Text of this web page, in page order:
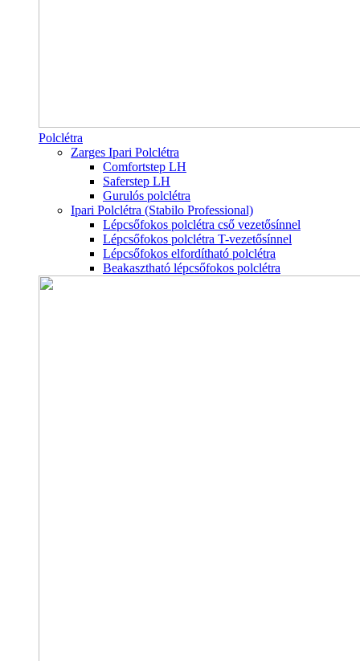
Polclétra
Zarges Ipari Polclétra
Comfortstep LH
Saferstep LH
Gurulós polclétra
Ipari Polclétra (Stabilo Professional)
Lépcsőfokos polclétra cső vezetősínnel
Lépcsőfokos polclétra T-vezetősínnel
Lépcsőfokos elfordítható polclétra
Beakasztható lépcsőfokos polclétra